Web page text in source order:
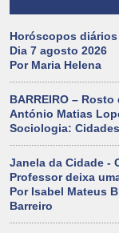
Horóscopos diários
Dia 7 agosto 2026
Por Maria Helena
BARREIRO – Rosto
António Matias
Sociologia:
Janela da Cidade -
Professor deixa
Por Isabel Mateus
Barreiro